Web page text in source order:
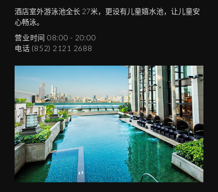
酒店室外游泳池全长 27米，更设有儿童嬉水池，让儿童安
心畅泳。
营业时间 08:00 - 20:00
电话 (852) 2121 2688